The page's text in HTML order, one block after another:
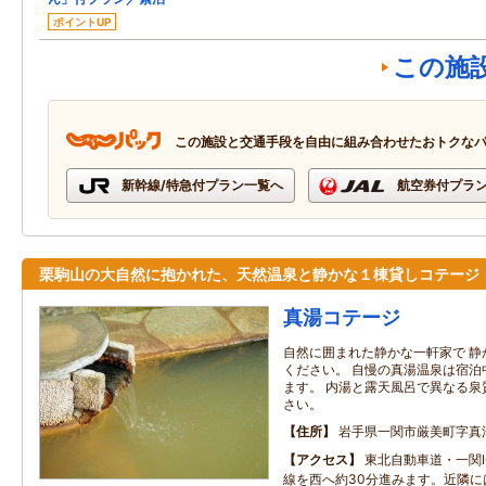
ポイントUP
この施
この施設と交通手段を自由に組み合わせたおトクな
新幹線/特急付プラン一覧へ 航空券付プラ
栗駒山の大自然に抱かれた、天然温泉と静かな１棟貸しコテージ
真湯コテージ
自然に囲まれた静かな一軒家で
ください。 自慢の真湯温泉は宿
ます。 内湯と露天風呂で異なる
さい。
住所
岩手県一関市厳美町字真
アクセス
東北自動車道・一
線を西へ約30分進みます。近隣